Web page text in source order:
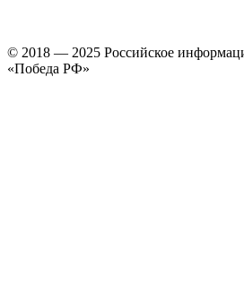
© 2018 — 2025 Российское
«Победа РФ»